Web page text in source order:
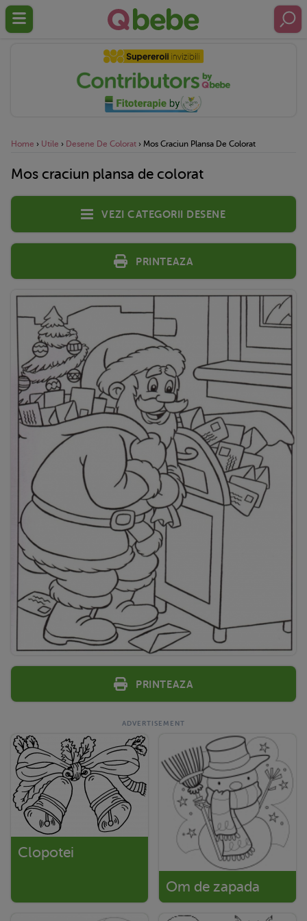
Home › Utile › Desene De Colorat › Mos Craciun Plansa De Colorat
Mos craciun plansa de colorat
Vezi categorii desene
Printeaza
Printeaza
Clopotei
Om de zapada